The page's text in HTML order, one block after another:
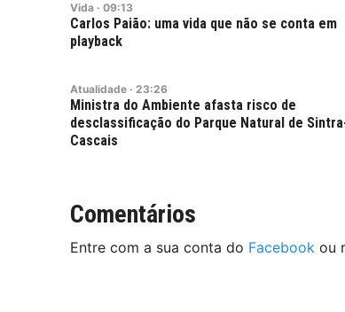
Vida · 09:13
Carlos Paião: uma vida que não se conta em
playback
Atualidade · 23:26
Ministra do Ambiente afasta risco de
desclassificação do Parque Natural de
Cascais
Comentários
Entre com a sua conta do Facebook ou